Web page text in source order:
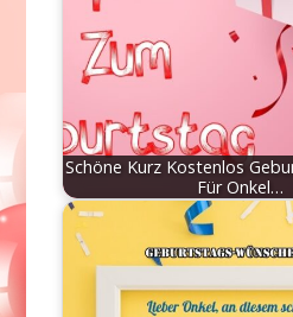
Schöne Kurz Kostenlos
Für Onkel…